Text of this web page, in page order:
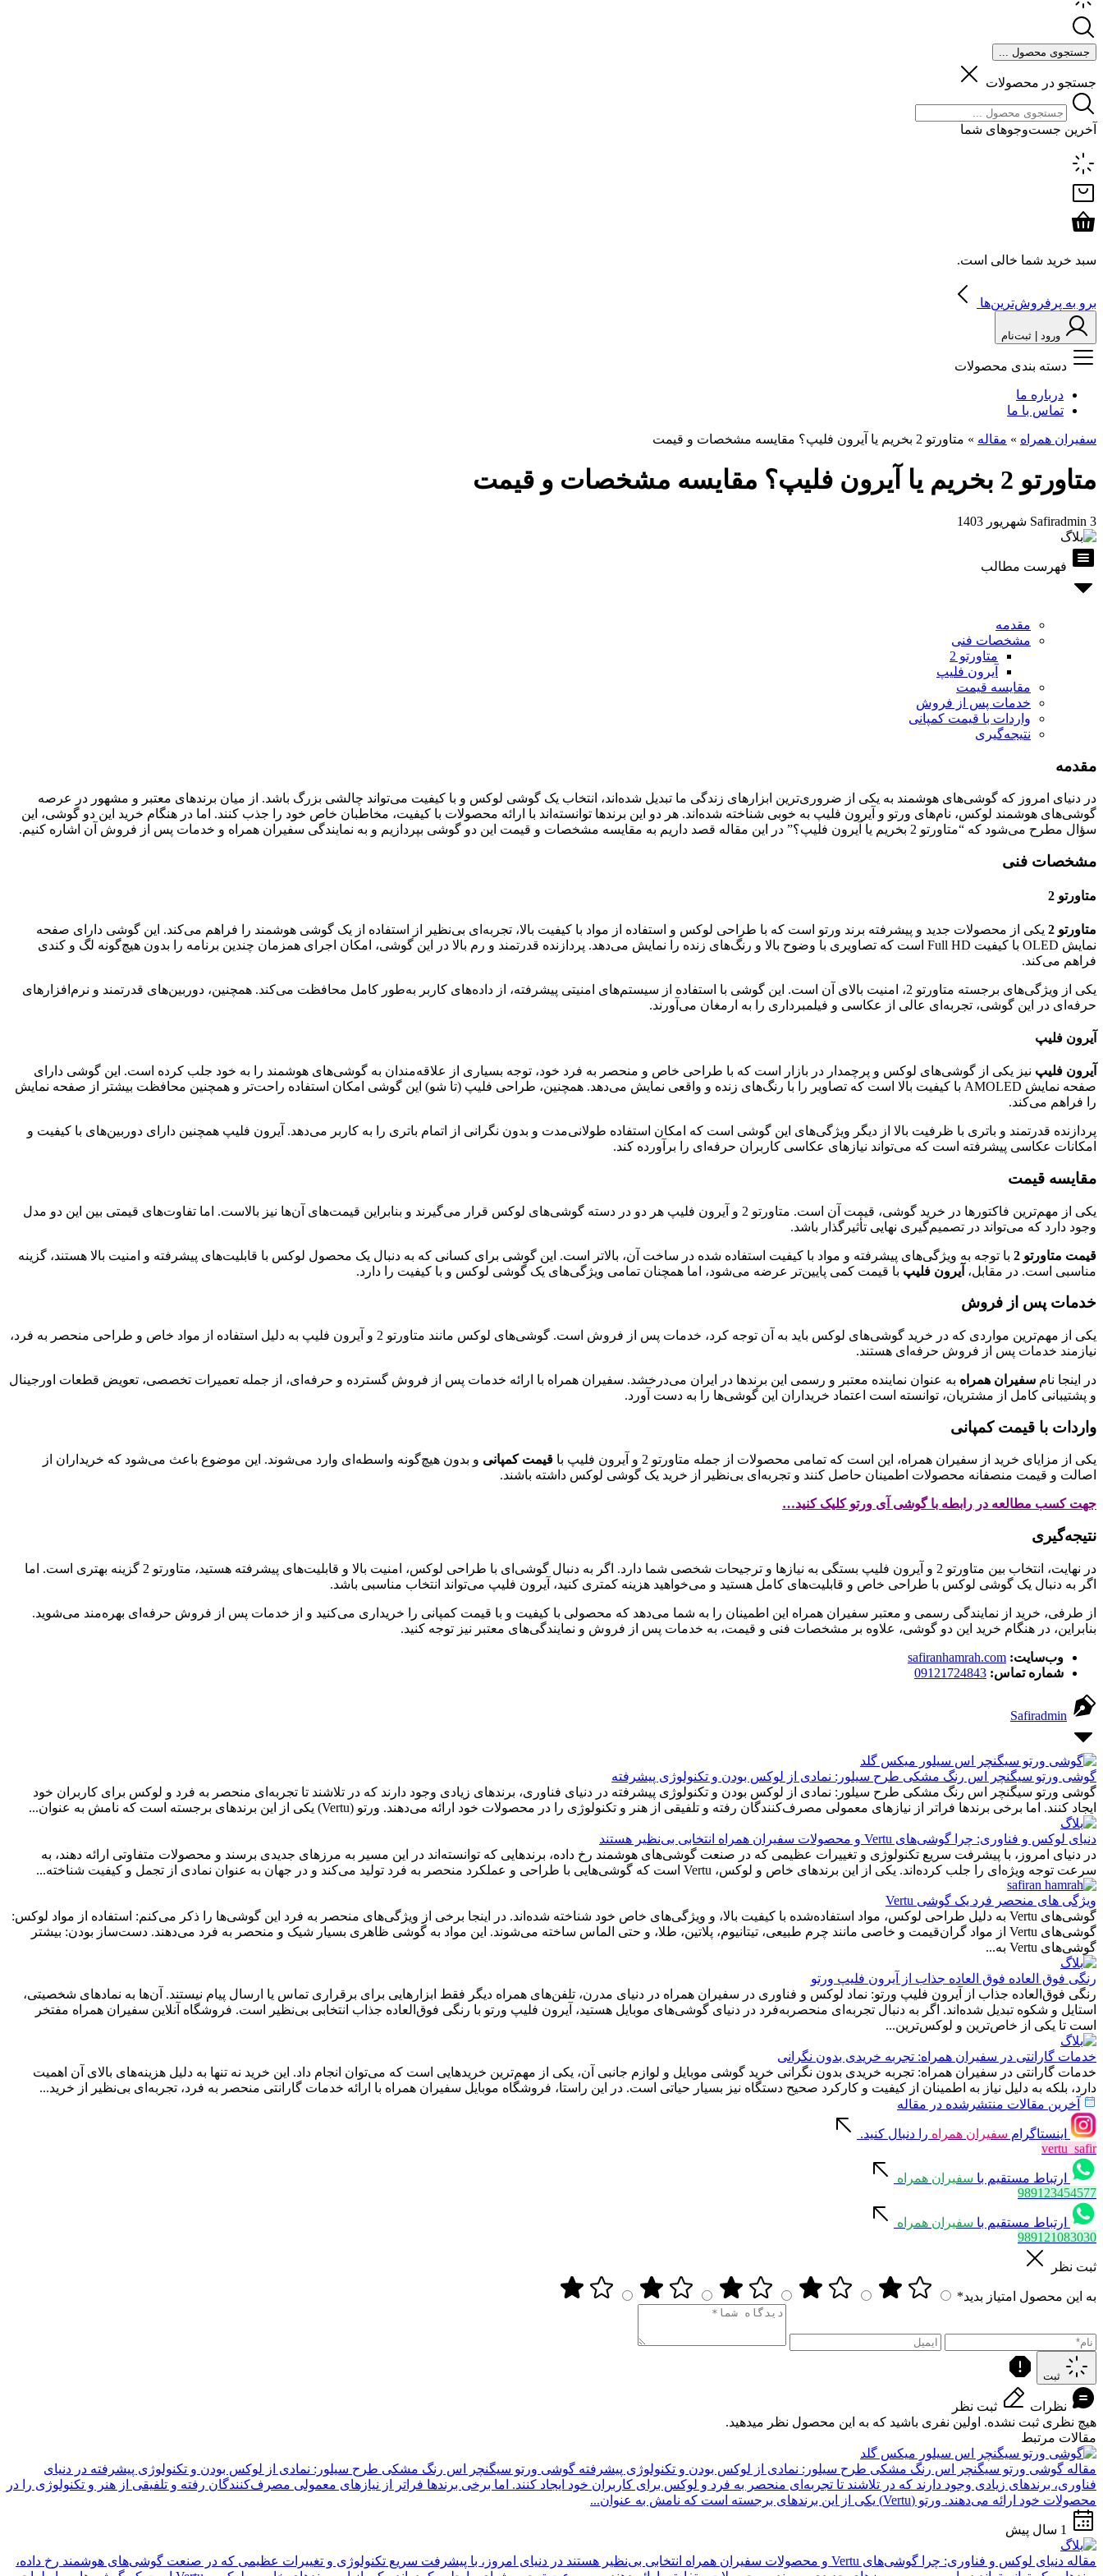
جستجوی محصول ...
جستجو در محصولات
آخرین جست‌وجوهای شما
سبد خرید شما خالی است.
برو به پرفروش‌ترین‌ها
ورود | ثبت‌نام
دسته بندی محصولات
درباره ما
تماس با ما
سفیران همراه » مقاله » متاورتو 2 بخریم یا آیرون فلیپ؟ مقایسه مشخصات و قیمت
متاورتو 2 بخریم یا آیرون فلیپ؟ مقایسه مشخصات و قیمت
Safiradmin 3 شهریور 1403
فهرست مطالب
مقدمه
مشخصات فنی
متاورتو 2
آیرون فلیپ
مقایسه قیمت
خدمات پس از فروش
واردات با قیمت کمپانی
نتیجه‌گیری
مقدمه
در دنیای امروز که گوشی‌های هوشمند به یکی از ضروری‌ترین ابزارهای زندگی ما تبدیل شده‌اند، انتخاب یک گوشی لوکس و با کیفیت می‌تواند چالشی بزرگ باشد. از میان برندهای معتبر و مشهور در عرصه
گوشی‌های هوشمند لوکس، نام‌های ورتو و آیرون فلیپ به خوبی شناخته شده‌اند. هر دو این برندها توانسته‌اند با ارائه محصولات با کیفیت، مخاطبان خاص خود را جذب کنند. اما در هنگام خرید این دو گوشی، این
سؤال مطرح می‌شود که “متاورتو 2 بخریم یا آیرون فلیپ؟” در این مقاله قصد داریم به مقایسه مشخصات و قیمت این دو گوشی بپردازیم و به نمایندگی سفیران همراه و خدمات پس از فروش آن اشاره کنیم.
مشخصات فنی
متاورتو 2
متاورتو 2
یکی از محصولات جدید و پیشرفته برند ورتو است که با طراحی لوکس و استفاده از مواد با کیفیت بالا، تجربه‌ای بی‌نظیر از استفاده از یک گوشی هوشمند را فراهم می‌کند. این گوشی دارای صفحه
نمایش OLED با کیفیت Full HD است که تصاویری با وضوح بالا و رنگ‌های زنده را نمایش می‌دهد. پردازنده قدرتمند و رم بالا در این گوشی، امکان اجرای همزمان چندین برنامه را بدون هیچ‌گونه لگ و کندی
فراهم می‌کند.
یکی از ویژگی‌های برجسته متاورتو 2، امنیت بالای آن است. این گوشی با استفاده از سیستم‌های امنیتی پیشرفته، از داده‌های کاربر به‌طور کامل محافظت می‌کند. همچنین، دوربین‌های قدرتمند و نرم‌افزارهای
حرفه‌ای در این گوشی، تجربه‌ای عالی از عکاسی و فیلمبرداری را به ارمغان می‌آورند.
آیرون فلیپ
آیرون فلیپ نیز یکی از گوشی‌های لوکس و پرچمدار در بازار است که با طراحی خاص و منحصر به فرد خود، توجه بسیاری از علاقه‌مندان به گوشی‌های هوشمند را به خود جلب کرده است. این گوشی دارای
صفحه نمایش AMOLED با کیفیت بالا است که تصاویر را با رنگ‌های زنده و واقعی نمایش می‌دهد. همچنین، طراحی فلیپ (تا شو) این گوشی امکان استفاده راحت‌تر و همچنین محافظت بیشتر از صفحه نمایش
را فراهم می‌کند.
پردازنده قدرتمند و باتری با ظرفیت بالا از دیگر ویژگی‌های این گوشی است که امکان استفاده طولانی‌مدت و بدون نگرانی از اتمام باتری را به کاربر می‌دهد. آیرون فلیپ همچنین دارای دوربین‌های با کیفیت و
امکانات عکاسی پیشرفته است که می‌تواند نیازهای عکاسی کاربران حرفه‌ای را برآورده کند.
مقایسه قیمت
یکی از مهم‌ترین فاکتورها در خرید گوشی، قیمت آن است. متاورتو 2 و آیرون فلیپ هر دو در دسته گوشی‌های لوکس قرار می‌گیرند و بنابراین قیمت‌های آن‌ها نیز بالاست. اما تفاوت‌های قیمتی بین این دو مدل
وجود دارد که می‌تواند در تصمیم‌گیری نهایی تأثیرگذار باشد.
قیمت متاورتو 2
با توجه به ویژگی‌های پیشرفته و مواد با کیفیت استفاده شده در ساخت آن، بالاتر است. این گوشی برای کسانی که به دنبال یک محصول لوکس با قابلیت‌های پیشرفته و امنیت بالا هستند، گزینه
مناسبی است. در مقابل، آیرون فلیپ با قیمت کمی پایین‌تر عرضه می‌شود، اما همچنان تمامی ویژگی‌های یک گوشی لوکس و با کیفیت را دارد.
خدمات پس از فروش
یکی از مهم‌ترین مواردی که در خرید گوشی‌های لوکس باید به آن توجه کرد، خدمات پس از فروش است. گوشی‌های لوکس مانند متاورتو 2 و آیرون فلیپ به دلیل استفاده از مواد خاص و طراحی منحصر به فرد،
نیازمند خدمات پس از فروش حرفه‌ای هستند.
در اینجا نام سفیران همراه به عنوان نماینده معتبر و رسمی این برندها در ایران می‌درخشد. سفیران همراه با ارائه خدمات پس از فروش گسترده و حرفه‌ای، از جمله تعمیرات تخصصی، تعویض قطعات اورجینال
و پشتیبانی کامل از مشتریان، توانسته است اعتماد خریداران این گوشی‌ها را به دست آورد.
واردات با قیمت کمپانی
یکی از مزایای خرید از سفیران همراه، این است که تمامی محصولات از جمله متاورتو 2 و آیرون فلیپ با قیمت کمپانی و بدون هیچ‌گونه واسطه‌ای وارد می‌شوند. این موضوع باعث می‌شود که خریداران از
اصالت و قیمت منصفانه محصولات اطمینان حاصل کنند و تجربه‌ای بی‌نظیر از خرید یک گوشی لوکس داشته باشند.
جهت کسب مطالعه در رابطه با گوشی آی ورتو کلیک کنید…
نتیجه‌گیری
در نهایت، انتخاب بین متاورتو 2 و آیرون فلیپ بستگی به نیازها و ترجیحات شخصی شما دارد. اگر به دنبال گوشی‌ای با طراحی لوکس، امنیت بالا و قابلیت‌های پیشرفته هستید، متاورتو 2 گزینه بهتری است. اما
اگر به دنبال یک گوشی لوکس با طراحی خاص و قابلیت‌های کامل هستید و می‌خواهید هزینه کمتری کنید، آیرون فلیپ می‌تواند انتخاب مناسبی باشد.
از طرفی، خرید از نمایندگی رسمی و معتبر سفیران همراه این اطمینان را به شما می‌دهد که محصولی با کیفیت و با قیمت کمپانی را خریداری می‌کنید و از خدمات پس از فروش حرفه‌ای بهره‌مند می‌شوید.
بنابراین، در هنگام خرید این دو گوشی، علاوه بر مشخصات فنی و قیمت، به خدمات پس از فروش و نمایندگی‌های معتبر نیز توجه کنید.
وب‌سایت: safiranhamrah.com
شماره تماس: 09121724843
Safiradmin
گوشی ورتو سیگنچر اس رنگ مشکی طرح سیلور: نمادی از لوکس بودن و تکنولوژی پیشرفته
گوشی ورتو سیگنچر اس رنگ مشکی طرح سیلور: نمادی از لوکس بودن و تکنولوژی پیشرفته در دنیای فناوری، برندهای زیادی وجود دارند که در تلاشند تا تجربه‌ای منحصر به فرد و لوکس برای کاربران خود
ایجاد کنند. اما برخی برندها فراتر از نیازهای معمولی مصرف‌کنندگان رفته و تلفیقی از هنر و تکنولوژی را در محصولات خود ارائه می‌دهند. ورتو (Vertu) یکی از این برندهای برجسته است که نامش به عنوان...
دنیای لوکس و فناوری: چرا گوشی‌های Vertu و محصولات سفیران همراه انتخابی بی‌نظیر هستند
در دنیای امروز، با پیشرفت سریع تکنولوژی و تغییرات عظیمی که در صنعت گوشی‌های هوشمند رخ داده، برندهایی که توانسته‌اند در این مسیر به مرزهای جدیدی برسند و محصولات متفاوتی ارائه دهند، به
سرعت توجه ویژه‌ای را جلب کرده‌اند. یکی از این برندهای خاص و لوکس، Vertu است که گوشی‌هایی با طراحی و عملکرد منحصر به فرد تولید می‌کند و در جهان به عنوان نمادی از تجمل و کیفیت شناخته...
ویژگی های منحصر فرد یک گوشی Vertu
گوشی‌های Vertu به دلیل طراحی لوکس، مواد استفاده‌شده با کیفیت بالا، و ویژگی‌های خاص خود شناخته شده‌اند. در اینجا برخی از ویژگی‌های منحصر به فرد این گوشی‌ها را ذکر می‌کنم: استفاده از مواد لوکس:
گوشی‌های Vertu از مواد گران‌قیمت و خاصی مانند چرم طبیعی، تیتانیوم، پلاتین، طلا، و حتی الماس ساخته می‌شوند. این مواد به گوشی ظاهری بسیار شیک و منحصر به فرد می‌دهند. دست‌ساز بودن: بیشتر
گوشی‌های Vertu به...
رنگی فوق العاده فوق العاده جذاب از آیرون فلیپ ورتو
رنگی فوق‌العاده جذاب از آیرون فلیپ ورتو: نماد لوکس و فناوری در سفیران همراه در دنیای مدرن، تلفن‌های همراه دیگر فقط ابزارهایی برای برقراری تماس یا ارسال پیام نیستند. آن‌ها به نمادهای شخصیتی،
استایل و شکوه تبدیل شده‌اند. اگر به دنبال تجربه‌ای منحصربه‌فرد در دنیای گوشی‌های موبایل هستید، آیرون فلیپ ورتو با رنگی فوق‌العاده جذاب انتخابی بی‌نظیر است. فروشگاه آنلاین سفیران همراه مفتخر
است تا یکی از خاص‌ترین و لوکس‌ترین...
خدمات گارانتی در سفیران همراه: تجربه خریدی بدون نگرانی
خدمات گارانتی در سفیران همراه: تجربه خریدی بدون نگرانی خرید گوشی موبایل و لوازم جانبی آن، یکی از مهم‌ترین خریدهایی است که می‌توان انجام داد. این خرید نه تنها به دلیل هزینه‌های بالای آن اهمیت
دارد، بلکه به دلیل نیاز به اطمینان از کیفیت و کارکرد صحیح دستگاه نیز بسیار حیاتی است. در این راستا، فروشگاه موبایل سفیران همراه با ارائه خدمات گارانتی منحصر به فرد، تجربه‌ای بی‌نظیر از خرید...
آخرین مقالات منتشرشده در مقاله
اینستاگرام سفیران همراه را دنبال کنید.
vertu_safir
ارتباط مستقیم با سفیران همراه
989123454577
ارتباط مستقیم با سفیران همراه
989121083030
ثبت نظر
به این محصول امتیاز بدید*
ثبت
نظرات
ثبت نظر
هیچ نظری ثبت نشده. اولین نفری باشید که به این محصول نظر میدهید.
مقالات مرتبط
مقاله گوشی ورتو سیگنچر اس رنگ مشکی طرح سیلور: نمادی از لوکس بودن و تکنولوژی پیشرفته گوشی ورتو سیگنچر اس رنگ مشکی طرح سیلور: نمادی از لوکس بودن و تکنولوژی پیشرفته در دنیای
فناوری، برندهای زیادی وجود دارند که در تلاشند تا تجربه‌ای منحصر به فرد و لوکس برای کاربران خود ایجاد کنند. اما برخی برندها فراتر از نیازهای معمولی مصرف‌کنندگان رفته و تلفیقی از هنر و تکنولوژی را در
محصولات خود ارائه می‌دهند. ورتو (Vertu) یکی از این برندهای برجسته است که نامش به عنوان...
1 سال پیش
مقاله دنیای لوکس و فناوری: چرا گوشی‌های Vertu و محصولات سفیران همراه انتخابی بی‌نظیر هستند
در دنیای امروز، با پیشرفت سریع تکنولوژی و تغییرات عظیمی که در صنعت گوشی‌های هوشمند رخ داده،